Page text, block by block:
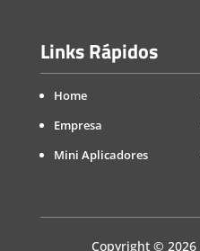
Links Rápidos
Home
Empresa
Mini Aplicadores
Copyright © 2026